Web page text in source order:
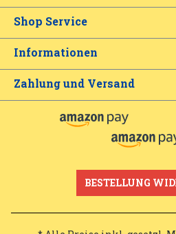
Shop Service
Informationen
Zahlung und Versand
BESTELLUNG